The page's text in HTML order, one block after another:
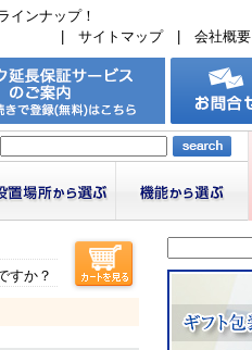
インナップ！
サイトマップ| 会社概要
すか？